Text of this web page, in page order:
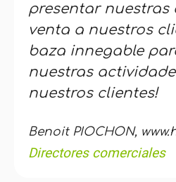
presentar nuestras
venta a nuestros
baza innegable
nuestras
nuestros clientes!
Benoit PIOCHON,
Directores comerciales